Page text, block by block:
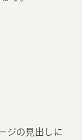
ジの見出しに